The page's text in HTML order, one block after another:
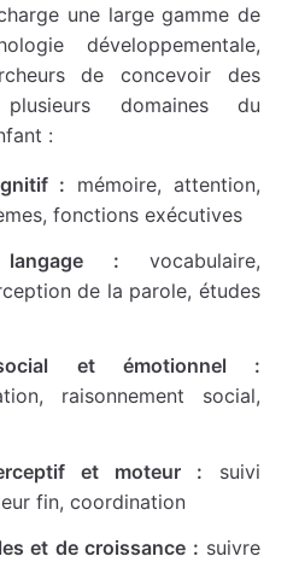
une large gamme de
développementale,
de concevoir des
domaines du
:
: mémoire, attention,
fonctions exécutives
: vocabulaire,
de la parole, études
social et émotionnel :
raisonnement social,
et moteur : suivi
fin, coordination
et de croissance : suivre